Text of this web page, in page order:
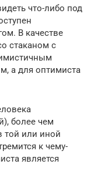
что-либо под
В качестве
стаканом с
а для оптимиста
более чем
той или иной
к чему-
является